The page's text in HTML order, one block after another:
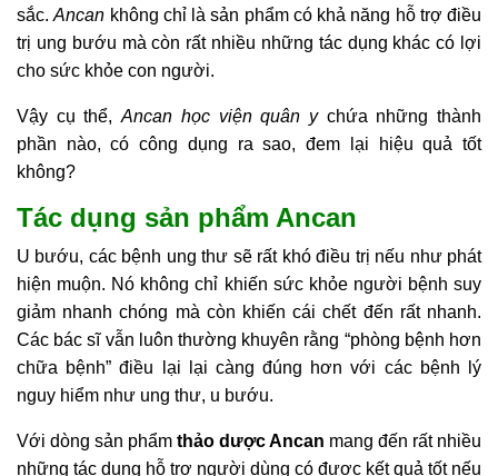
sắc.Ancan không chỉ là sản phẩm có khả năng hỗ trợ điều
trị ung bướu mà còn rất nhiều những tác dụng khác có lợi
cho sức khỏe con người.
Vậy cụ thể,Ancan học viện quân y chứa những thành
phần nào, có công dụng ra sao, đem lại hiệu quả tốt
không?
Tác dụng sản phẩm Ancan
U bướu, các bệnh ung thư sẽ rất khó điều trị nếu như phát
hiện muộn. Nó không chỉ khiến sức khỏe người bệnh suy
giảm nhanh chóng mà còn khiến cái chết đến rất nhanh.
Các bác sĩ vẫn luôn thường khuyên rằng “phòng bệnh hơn
chữa bệnh” điều lại lại càng đúng hơn với các bệnh lý
nguy hiểm như ung thư, u bướu.
Với dòng sản phẩm thảo dược Ancan mang đến rất nhiều
những tác dụng hỗ trợ người dùng có được kết quả tốt nếu